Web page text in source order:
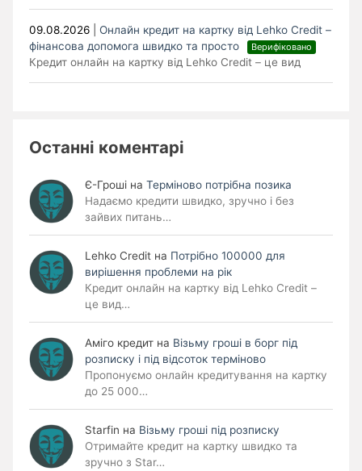
09.08.2026 |Онлайн кредит на картку від Lehko Сredit –
фінансова допомога швидко та просто
Верифіковано
Кредит онлайн на картку від Lehko Credit – це вид
Останні коментарі
Є-Гроші на Терміново потрібна позика
Надаємо кредити швидко, зручно і без
зайвих питань…
Lehko Сredit на Потрібно 100000 для
вирішення проблеми на рік
Кредит онлайн на картку від Lehko Credit –
це вид…
Аміго кредит на Візьму гроші в борг під
розписку і під відсоток терміново
Пропонуємо онлайн кредитування на картку
до 25 000…
Starfin на Візьму гроші під розписку
Отримайте кредит на картку швидко та
зручно з Star…